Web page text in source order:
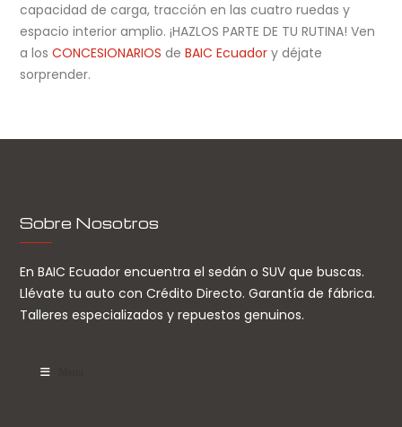
capacidad de carga, tracción en las cuatro ruedas y
espacio interior amplio. ¡HAZLOS PARTE DE TU RUTINA! Ven
a losCONCESIONARIOS deBAIC Ecuador y déjate
sorprender.
Sobre Nosotros
En BAIC Ecuador encuentra el sedán o SUV que buscas.
Llévate tu auto con Crédito Directo. Garantía de fábrica.
Talleres especializados y repuestos genuinos.